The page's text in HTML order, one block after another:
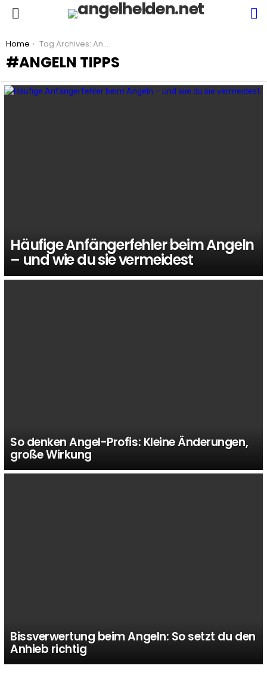
You are here:
Home Tag Archives: Angeln Tipps
ANGELN TIPPS
Häufige Anfängerfehler beim Angeln
– und wie du sie vermeidest
So denken Angel-Profis: Kleine Änderungen,
große Wirkung
Bissverwertung beim Angeln: So setzt du den
Anhieb richtig